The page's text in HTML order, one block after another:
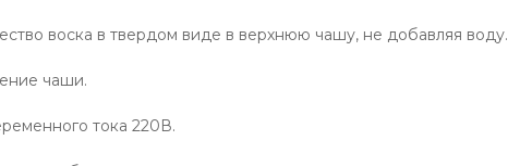
воска в твердом виде в верхнюю чашу, не добавляя воду.
чаши.
тока 220В.